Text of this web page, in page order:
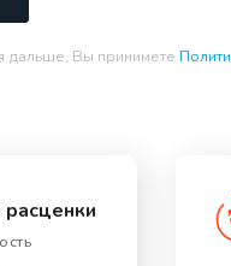
дальше, Вы принимете